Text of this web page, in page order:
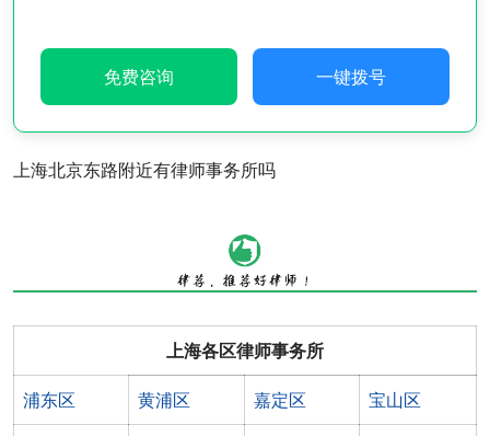
免费咨询 一键拨号
上海北京东路附近有律师事务所吗
上海各区律师事务所
浦东区 黄浦区 嘉定区 宝山区